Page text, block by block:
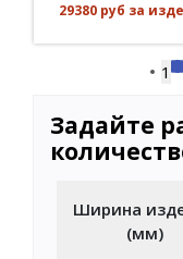
29380 руб за
1
Задайте
Ширина
(мм)